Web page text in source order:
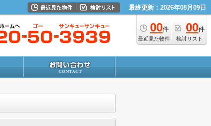
最終更新：2026年08月09日
00件
最近見た物件
00件
検討リスト